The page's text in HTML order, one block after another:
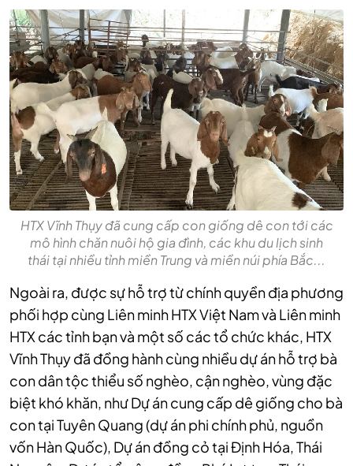
HTX Vĩnh Thụy đã cung cấp con giống dê con tới các
mô hình chăn nuôi hộ gia đình, các khu du lịch sinh
thái tại nhiều tỉnh miền Trung và miền núi phía Bắc...
Ngoài ra, được sự hỗ trợ từ chính quyền địa phương
phối hợp cùng Liên minh HTX Việt Nam và Liên minh
HTX các tỉnh bạn và một số các tổ chức khác, HTX
Vĩnh Thụy đã đồng hành cùng nhiều dự án hỗ trợ bà
con dân tộc thiểu số nghèo, cận nghèo, vùng đặc
biệt khó khăn, như Dự án cung cấp dê giống cho bà
con tại Tuyên Quang (dự án phi chính phủ, nguồn
vốn Hàn Quốc), Dự án đồng cỏ tại Định Hóa, Thái